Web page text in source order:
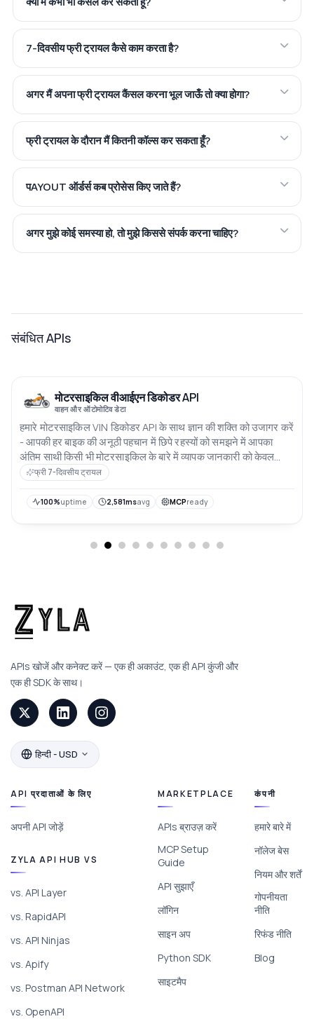
7-दिवसीय फ्री ट्रायल कैसे काम करता है?
अगर मैं अपना फ्री ट्रायल कैंसल करना भूल जाऊँ तो क्या होगा?
फ्री ट्रायल के दौरान मैं कितनी कॉल्स कर सकता हूँ?
पAYOUT ऑर्डर्स कब प्रोसेस किए जाते हैं?
अगर मुझे कोई समस्या हो, तो मुझे किससे संपर्क करना चाहिए?
संबंधित APIs
मोटरसाइकिल वीआईएन डिकोडर API
वाहन और ऑटोमोटिव डेटा
हमारे मोटरसाइकिल VIN डिकोडर API के साथ ज्ञान की शक्ति को उजागर करें
- आपकी हर बाइक की अनूठी पहचान में छिपे रहस्यों को समझने में आपका
अंतिम साथी किसी भी मोटरसाइकिल के बारे में व्यापक जानकारी को केवल
उसके VIN को दर्ज करके सहजता से प्राप्त करें अपने अनुप्रयोगों को
फ्री 7-दिवसीय ट्रायल
100%uptime 2,581msavg MCPready
APIs खोजें और कनेक्ट करें — एक ही अकाउंट, एक ही API कुंजी और
एक ही SDK के साथ।
हिन्दी - USD
API प्रदाताओं के लिए
अपनी API जोड़ें
ZYLA API HUB VS
vs. API Layer
vs. RapidAPI
vs. API Ninjas
vs. Apify
vs. Postman API Network
vs. OpenAPI
MARKETPLACE
APIs ब्राउज़ करें
MCP Setup
Guide
API सुझाएँ
लॉगिन
साइन अप
Python SDK
साइटमैप
कंपनी
हमारे बारे में
नॉलेज बेस
नियम और शर्तें
गोपनीयता
नीति
रिफंड नीति
Blog